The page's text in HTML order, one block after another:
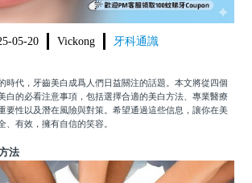
根管收費
美學收費
箍牙收費
門診時間
05-20 Vickong 牙科通識
代，牙齒美白成爲人們日益關注的話題。本文將從四個
白的必看注意事項，包括選擇合適的美白方法、專業醫療
要性以及潛在風險與對策。希望通過這些信息，讓你在美
、有效，擁有自信的笑容。
法